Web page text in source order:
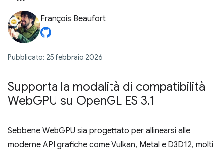
François Beaufort
Pubblicato: 25 febbraio 2026
Supporta la modalità di compatibilità
WebGPU su OpenGL ES 3.1
Sebbene WebGPU sia progettato per allinearsi alle
moderne API grafiche come Vulkan, Metal e D3D12, molti